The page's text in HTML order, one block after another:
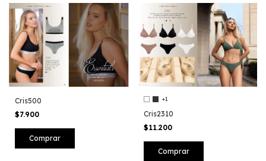
Cris500
$7.900
Comprar
+1
Cris2310
$11.200
Comprar